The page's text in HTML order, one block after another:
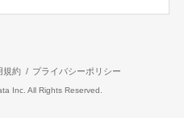
規約 プライバシーポリシー
Inc. All Rights Reserved.